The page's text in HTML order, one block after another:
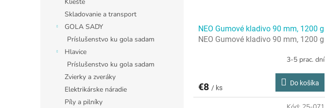
Skladovanie a transport
GOLA SADY
Príslušenstvo ku gola sadam
Hlavice
Príslušenstvo ku gola sadam
Zvierky a zveráky
Elektrikárske náradie
Píly a pilníky
NEO Gumové kladivo 90 mm, 1200 g
NEO Gumové kladivo 90 mm, 1200 g
3-5 prac. dní
€8 / ks
Do košíka